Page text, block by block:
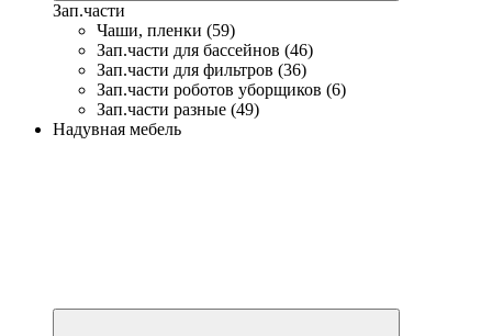
Зап.части
Чаши, пленки (59)
Зап.части для бассейнов (46)
Зап.части для фильтров (36)
Зап.части роботов уборщиков (6)
Зап.части разные (49)
Надувная мебель